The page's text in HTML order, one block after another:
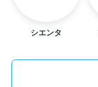
シエンタ